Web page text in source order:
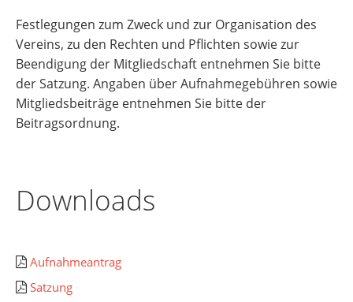
Festlegungen zum Zweck und zur Organisation des
Vereins, zu den Rechten und Pflichten sowie zur
Beendigung der Mitgliedschaft entnehmen Sie bitte
der Satzung. Angaben über Aufnahmegebühren sowie
Mitgliedsbeiträge entnehmen Sie bitte der
Beitragsordnung.
Downloads
Aufnahmeantrag
Satzung